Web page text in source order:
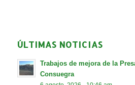
ÚLTIMAS NOTICIAS
Trabajos de mejora de la
Consuegra